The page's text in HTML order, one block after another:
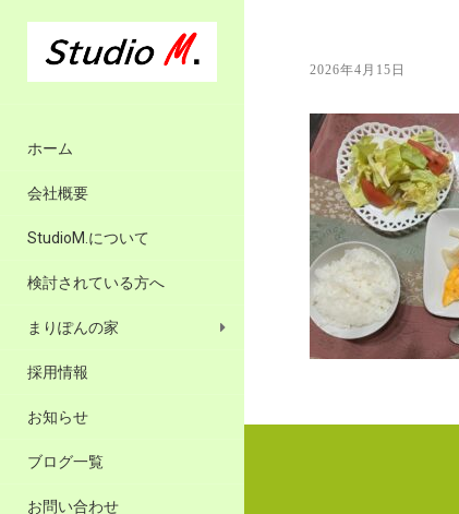
ホーム
会社概要
StudioM.について
検討されている方へ
まりぽんの家
採用情報
お知らせ
ブログ一覧
お問い合わせ
2026年4月15日